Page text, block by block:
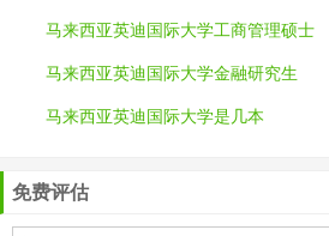
马来西亚英迪国际大学工商管理硕士
马来西亚英迪国际大学金融研究生
马来西亚英迪国际大学是几本
免费评估